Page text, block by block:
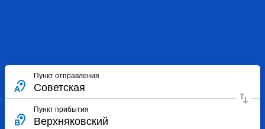
Пункт отправления
Пункт прибытия